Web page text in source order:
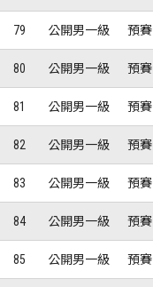
79 公開男一級 預賽
80 公開男一級 預賽
81 公開男一級 預賽
82 公開男一級 預賽
83 公開男一級 預賽
84 公開男一級 預賽
85 公開男一級 預賽